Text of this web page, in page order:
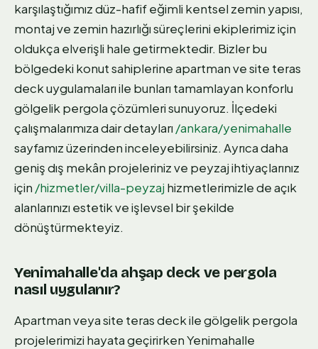
karşılaştığımız düz-hafif eğimli kentsel zemin yapısı,
montaj ve zemin hazırlığı süreçlerini ekiplerimiz için
oldukça elverişli hale getirmektedir. Bizler bu
bölgedeki konut sahiplerine apartman ve site teras
deck uygulamaları ile bunları tamamlayan konforlu
gölgelik pergola çözümleri sunuyoruz. İlçedeki
çalışmalarımıza dair detayları /ankara/yenimahalle
sayfamız üzerinden inceleyebilirsiniz. Ayrıca daha
geniş dış mekân projeleriniz ve peyzaj ihtiyaçlarınız
için /hizmetler/villa-peyzaj hizmetlerimizle de açık
alanlarınızı estetik ve işlevsel bir şekilde
dönüştürmekteyiz.
Yenimahalle'da ahşap deck ve pergola
nasıl uygulanır?
Apartman veya site teras deck ile gölgelik pergola
projelerimizi hayata geçirirken Yenimahalle